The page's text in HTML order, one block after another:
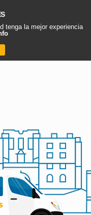
tenga la mejor experiencia